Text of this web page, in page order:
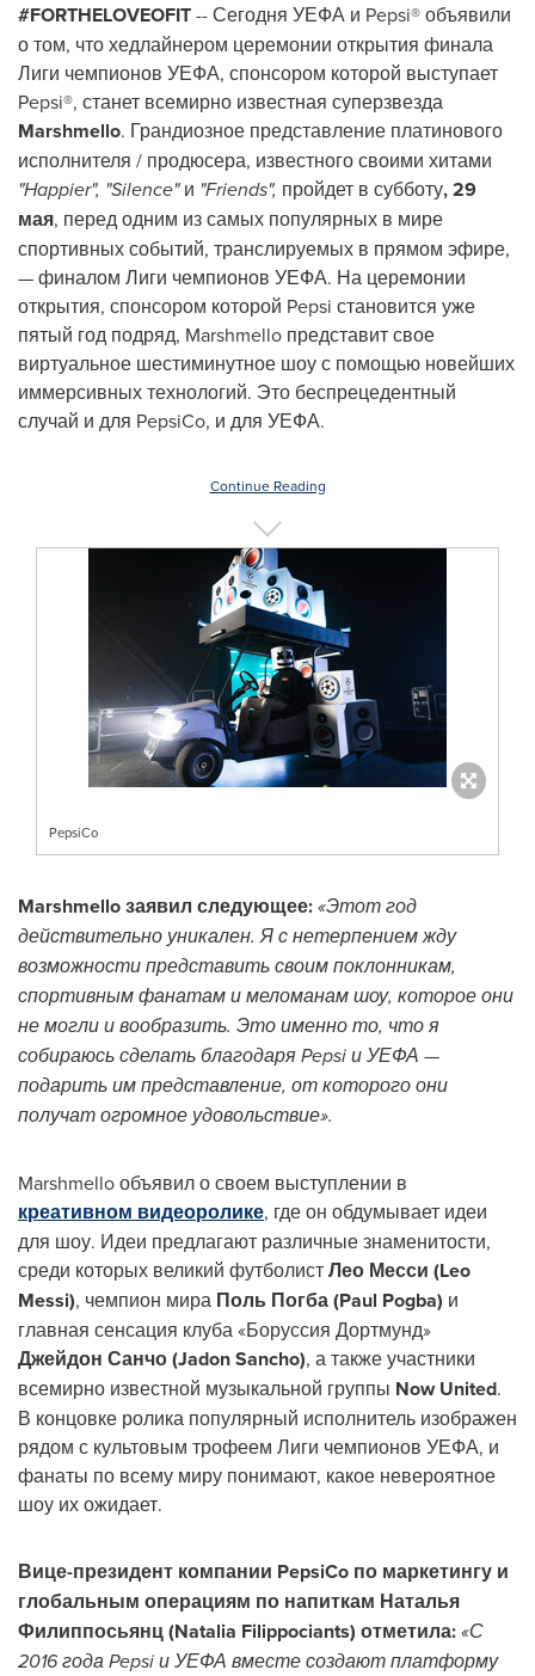
#FORTHELOVEOFIT-- Сегодня УЕФА и Pepsi® объявили
о том, что хедлайнером церемонии открытия финала
Лиги чемпионов УЕФА, спонсором которой выступает
Pepsi®, станет всемирно известная суперзвезда
Marshmello. Грандиозное представление платинового
исполнителя / продюсера, известного своими хитами
"Happier", "Silence"и "Friends", пройдет в субботу, 29
мая, перед одним из самых популярных в мире
спортивных событий, транслируемых в прямом эфире,
— финалом Лиги чемпионов УЕФА. На церемонии
открытия, спонсором которой Pepsi становится уже
пятый год подряд, Marshmello представит свое
виртуальное шестиминутное шоу с помощью новейших
иммерсивных технологий. Это беспрецедентный
случай и для PepsiCo, и для УЕФА.
Continue Reading
PepsiCo
Marshmello заявил следующее:«Этот год
действительно уникален. Я с нетерпением жду
возможности представить своим поклонникам,
спортивным фанатам и меломанам шоу, которое они
не могли и вообразить. Это именно то, что я
собираюсь сделать благодаря Pepsi и УЕФА —
подарить им представление, от которого они
получат огромное удовольствие».
Marshmello объявил о своем выступлении в
креативном видеоролике, где он обдумывает идеи
для шоу. Идеи предлагают различные знаменитости,
среди которых великий футболистЛео Месси (Leo
Messi), чемпион мира Поль Погба (Paul Pogba) и
главная сенсация клуба «Боруссия Дортмунд»
Джейдон Санчо (Jadon Sancho), а также участники
всемирно известной музыкальной группы Now United.
В концовке ролика популярный исполнитель изображен
рядом с культовым трофеем Лиги чемпионов УЕФА, и
фанаты по всему миру понимают, какое невероятное
шоу их ожидает.
Вице-президент компании PepsiCo по маркетингу и
глобальным операциям по напиткам Наталья
Филиппосьянц (Natalia Filippociants) отметила:«С
2016 года Pepsi и УЕФА вместе создают платформу